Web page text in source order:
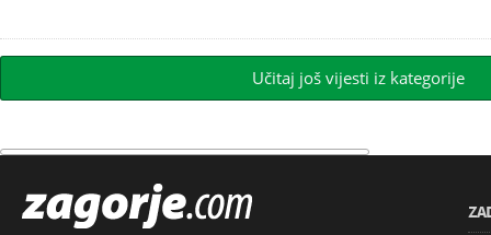
Učitaj još vijesti iz kategorije